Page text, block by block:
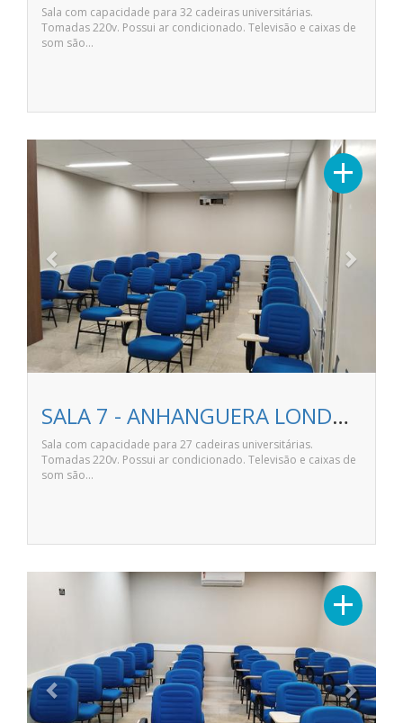
Sala com capacidade para 32 cadeiras universitárias.
Tomadas 220v. Possui ar condicionado. Televisão e caixas de
som são…
+
Previous Next
SALA 7 - ANHANGUERA LONDRINA NORTE SHOPPING
Sala com capacidade para 27 cadeiras universitárias.
Tomadas 220v. Possui ar condicionado. Televisão e caixas de
som são…
+
Previous Next